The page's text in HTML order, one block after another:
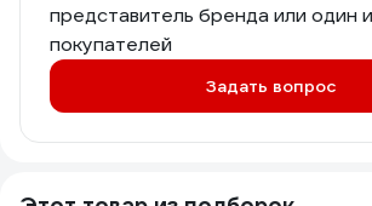
представитель бренда или один
покупателей
Задать вопрос